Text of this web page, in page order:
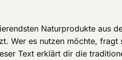
Naturprodukte aus
Wer es nutzen möchte,
Text erklärt dir die